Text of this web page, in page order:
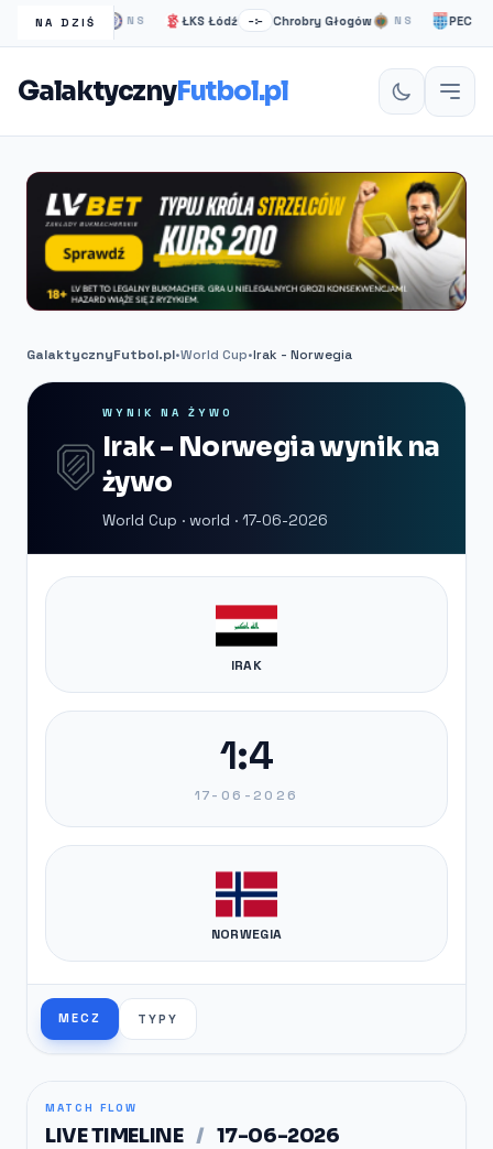
NA DZIŚ
Londyn NS ŁKS Łódź –:– Chrobry Głogów NS PEC
GalaktycznyFutbol.pl
GalaktycznyFutbol.pl•World Cup•Irak - Norwegia
WYNIK NA ŻYWO
Irak - Norwegia wynik na
żywo
World Cup · world · 17-06-2026
IRAK
1:4
17-06-2026
NORWEGIA
MECZ TYPY
MATCH FLOW
LIVE TIMELINE / 17-06-2026